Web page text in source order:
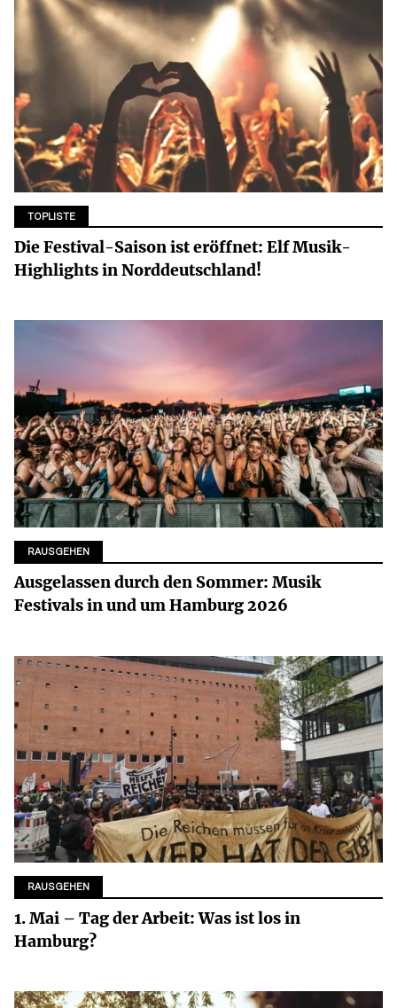
TOPLISTE
Die Festival-Saison ist eröffnet: Elf Musik-
Highlights in Norddeutschland!
RAUSGEHEN
Ausgelassen durch den Sommer: Musik
Festivals in und um Hamburg 2026
RAUSGEHEN
1. Mai – Tag der Arbeit: Was ist los in
Hamburg?